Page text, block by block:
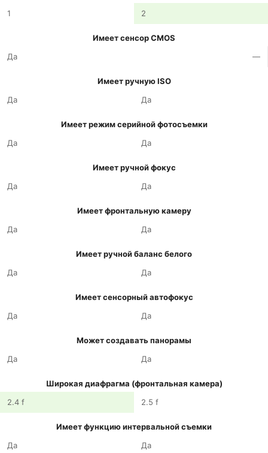
1
2
Имеет сенсор CMOS
Да
—
Имеет ручную ISO
Да
Да
Имеет режим серийной фотосъемки
Да
Да
Имеет ручной фокус
Да
Да
Имеет фронтальную камеру
Да
Да
Имеет ручной баланс белого
Да
Да
Имеет сенсорный автофокус
Да
Да
Может создавать панорамы
Да
Да
Широкая диафрагма (фронтальная камера)
2.4 f
2.5 f
Имеет функцию интервальной съемки
Да
Да